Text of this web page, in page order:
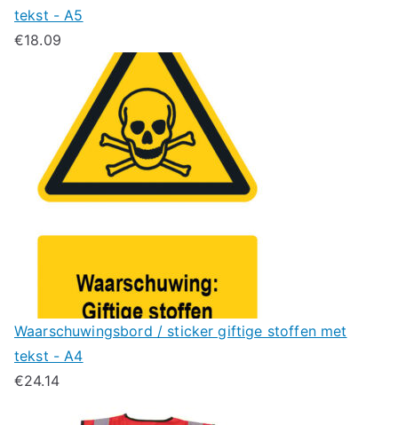
tekst - A5
€18.09
Waarschuwingsbord / sticker giftige stoffen met
tekst - A4
€24.14